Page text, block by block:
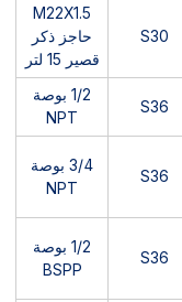
S30
M22X1.5
حاجز ذكر
قصير 15 لتر
S36
1/2 بوصة
NPT
S36
3/4 بوصة
NPT
S36
1/2 بوصة
BSPP